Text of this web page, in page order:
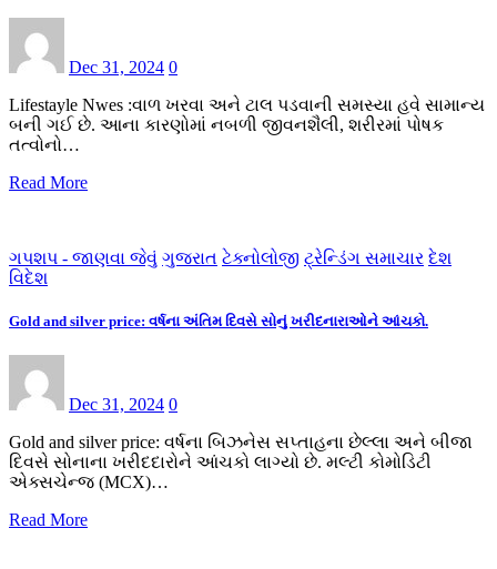
Dec 31, 2024 0
Lifestayle Nwes :વાળ ખરવા અને ટાલ પડવાની સમસ્યા હવે સામાન્ય
બની ગઈ છે. આના કારણોમાં નબળી જીવનશૈલી, શરીરમાં પોષક
તત્વોનો…
Read More
ગપશપ - જાણવા જેવું ગુજરાત ટેક્નોલોજી ટ્રેન્ડિંગ સમાચાર દેશ
વિદેશ
Gold and silver price: વર્ષના અંતિમ દિવસે સોનું ખરીદનારાઓને આંચકો.
Dec 31, 2024 0
Gold and silver price: વર્ષના બિઝનેસ સપ્તાહના છેલ્લા અને બીજા
દિવસે સોનાના ખરીદદારોને આંચકો લાગ્યો છે. મલ્ટી કોમોડિટી
એક્સચેન્જ (MCX)…
Read More